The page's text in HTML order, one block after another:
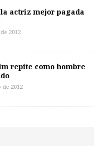
actriz mejor pagada
2012
repite como hombre
de 2012